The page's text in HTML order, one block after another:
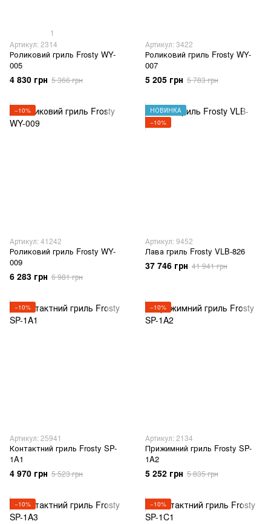
1
Артикул: 2314
Роликовий гриль Frosty WY-
005
4 830 грн 5 366 грн
Артикул: 3422
Роликовий гриль Frosty WY-
007
5 205 грн 5 783 грн
−10%
Артикул: 41242
Роликовий гриль Frosty WY-
009
6 283 грн 6 981 грн
НОВИНКА
−10%
Артикул: 9452
Лава гриль Frosty VLB-826
37 746 грн 41 941 грн
−10%
Артикул: 25941
Контактний гриль Frosty SP-
1A1
4 970 грн 5 523 грн
−10%
Артикул: 2134
Прижимний гриль Frosty SP-
1A2
5 252 грн 5 835 грн
−10% −10%